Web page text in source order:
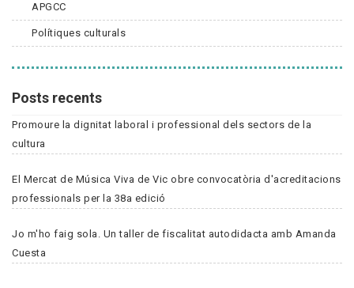
APGCC
Polítiques culturals
Posts recents
Promoure la dignitat laboral i professional dels sectors de la
cultura
El Mercat de Música Viva de Vic obre convocatòria d'acreditacions
professionals per la 38a edició
Jo m'ho faig sola. Un taller de fiscalitat autodidacta amb Amanda
Cuesta